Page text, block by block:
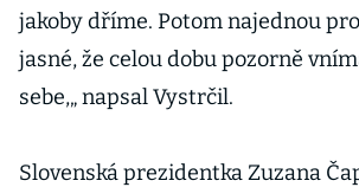
jakoby dříme. Potom najednou
jasné, že celou dobu pozorně
sebe,„ napsal Vystrčil.
Slovenská prezidentka Zuzana